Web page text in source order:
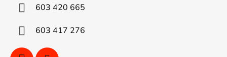
603 420 665
603 417 276